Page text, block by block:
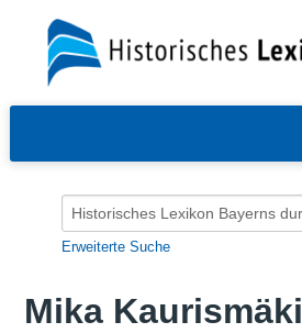
Erweiterte Suche
Mika Kaurismäki